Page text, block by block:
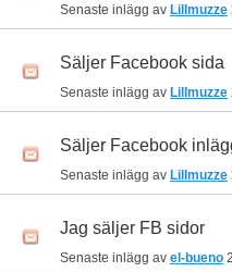
Senaste inlägg av Lillmuzze
Säljer Facebook sida
Senaste inlägg av Lillmuzze
Säljer Facebook
Senaste inlägg av Lillmuzze
Jag säljer FB sidor
Senaste inlägg av el-bueno